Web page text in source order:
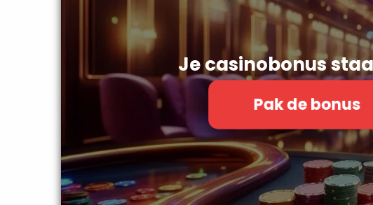
Je casinobonus
Pak de bonus